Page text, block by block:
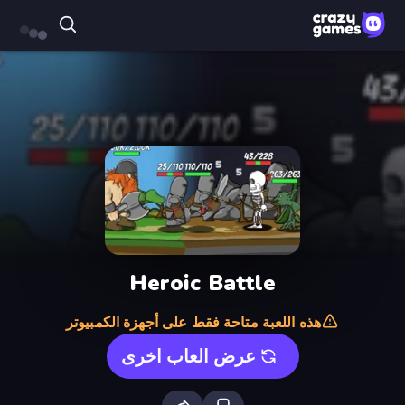
Heroic Battle
هذه اللعبة متاحة فقط على أجهزة الكمبيوتر
عرض العاب اخرى